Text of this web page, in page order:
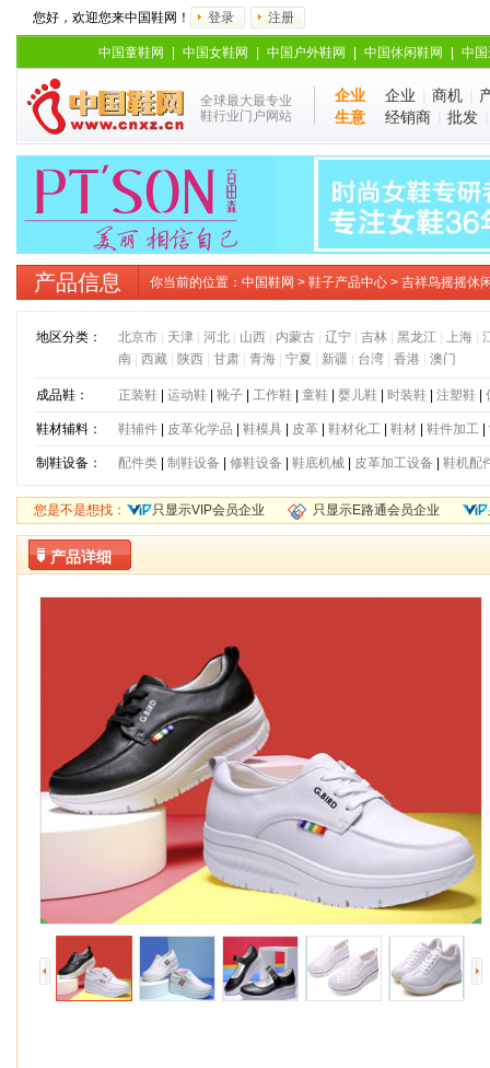
您好，欢迎您来中国鞋网！ 登录 注册
中国童鞋网 中国女鞋网 中国户外鞋网 中国休闲鞋网 中
全球最大最专业
鞋行业门户网站
企业
生意
企业 商机
经销商
批发
产品信息 你当前的位置： 中国鞋网 > 鞋子产品中心 > 吉祥鸟摇摇休
地区分类：
北京市| 天津| 河北| 山西| 内蒙古| 辽宁| 吉林| 黑龙江 上海|
南| 西藏| 陕西| 甘肃| 青海| 宁夏 新疆 台湾| 香港| 澳门
成品鞋： 正装鞋| 运动鞋| 靴子| 工作鞋| 童鞋| 婴儿鞋| 时装鞋| 注塑鞋|
鞋材辅料： 鞋辅件| 皮革化学品 鞋模具 皮革| 鞋材化工| 鞋材| 鞋件加工|
制鞋设备： 配件类| 制鞋设备 修鞋设备 鞋底机械| 皮革加工设备 鞋机配
您是不是想找： 只显示VIP会员企业 只显示E路通会员企业
产品详细